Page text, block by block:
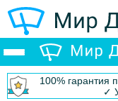
100% гарантия
✓